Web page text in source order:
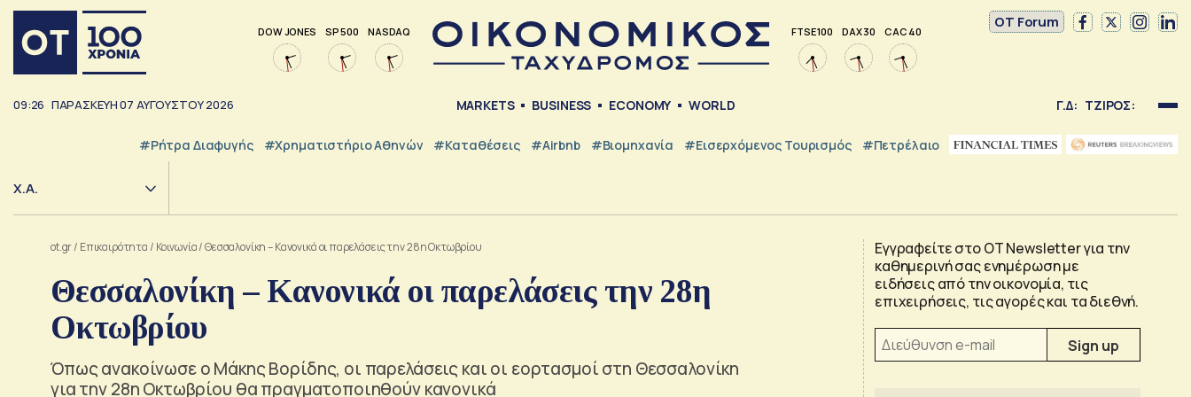
DOW JONES SP 500 NASDAQ FTSE 100 DAX 30 CAC 40
OT Forum
09:26 ΠΑΡΑΣΚΕΥΗ07 ΑΥΓΟΥΣΤΟΥ2026 MARKETS BUSINESS ECONOMY WORLD Γ.Δ: ΤΖΙΡΟΣ:
#ρήτρα Διαφυγής #Χρηματιστήριο Αθηνών #Καταθέσεις #Airbnb #Βιομηχανία #εισερχόμενος Τουρισμός #Πετρέλαιο
Χ.Α.
ot.gr/ Επικαιρότητα / Κοινωνία/Θεσσαλονίκη – Κανονικά οι παρελάσεις την 28η Οκτωβρίου
Θεσσαλονίκη – Κανονικά οι παρελάσεις την 28η
Οκτωβρίου
Όπως ανακοίνωσε ο Μάκης Βορίδης, οι παρελάσεις και οι εορτασμοί στη Θεσσαλονίκη
για την 28η Οκτωβρίου θα πραγματοποιηθούν κανονικά
Εγγραφείτε στο OT Newsletter για την
καθημερινή σας ενημέρωση με
ειδήσεις από την οικονομία, τις
επιχειρήσεις, τις αγορές και τα διεθνή.